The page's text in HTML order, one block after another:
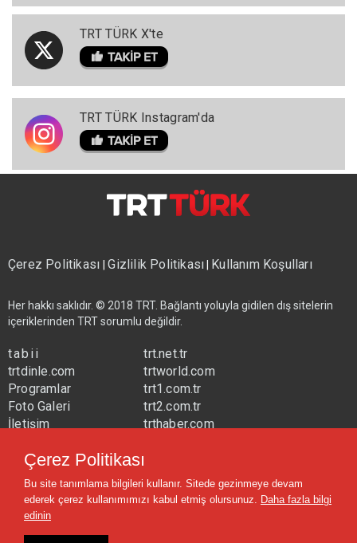
TRT TÜRK X'te
TRT TÜRK Instagram'da
Çerez Politikası|Gizlilik Politikası| Kullanım Koşulları
Her hakkı saklıdır. © 2018 TRT. Bağlantı yoluyla gidilen dış sitelerin
içeriklerinden TRT sorumlu değildir.
tabii
trtdinle.com
Programlar
Foto Galeri
İletişim
trt.net.tr
trtworld.com
trt1.com.tr
trt2.com.tr
trthaber.com
trtavaz.com.tr
trtmuzik.net.tr
trtcocuk.net.tr
Çerez Politikası
Bu site tanımlama bilgileri kullanır. Sitede gezinmeye devam
ederek çerez kullanımımızı kabul etmiş olursunuz. Daha fazla bilgi
edinin